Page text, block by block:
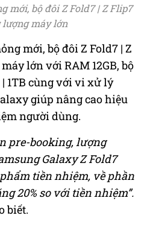
mới, bộ đôi Z Fold7 | Z Flip7
lượng máy lớn
mới, bộ đôi Z Fold7 | Z
lớn với RAM 12GB, bộ
| 1TB cùng với vi xử lý
giúp nâng cao hiệu
người dùng.
pre-booking, lượng
Galaxy Z Fold7
tiền nhiệm, về phần
20% so với tiền nhiệm”.
biết.